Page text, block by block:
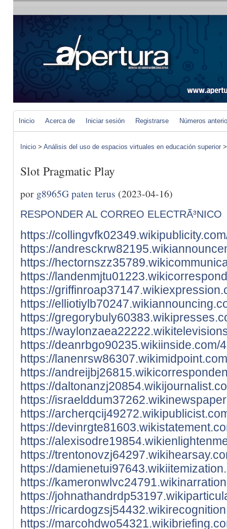
Inicio Acerca de Iniciar sesión Registrarse Números
Inicio > Análisis del uso de espacios virtuales en educación superior
Slot Pragmatic Play
por g8965G paten terus (2023-04-16)
RESPONDER AL CORREO ELECTRÃ³NICO
https://
https://
https://
https://
https://
https://
https://
https://
https://
https://
https://
https://
https://
https://
https://
https://
https://
https://
https://
https://
https://
https://